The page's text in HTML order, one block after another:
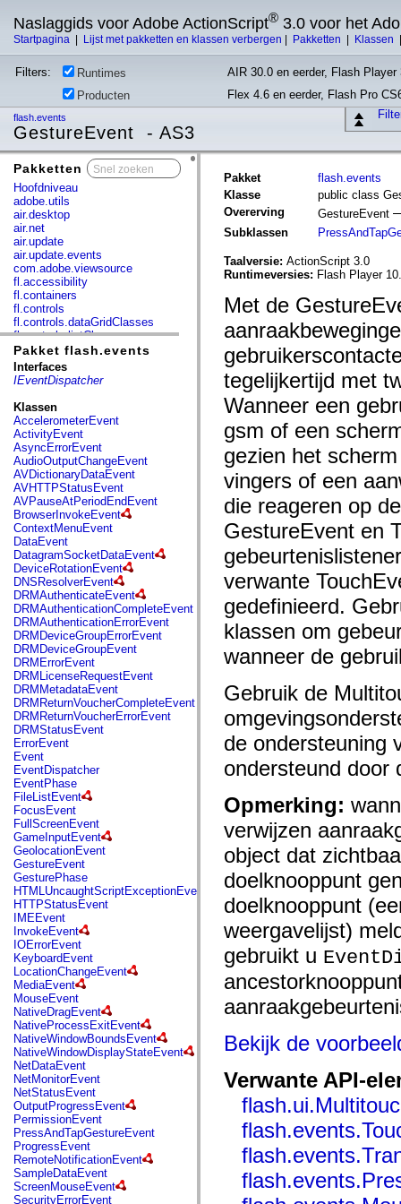
Naslaggids voor Adobe ActionScript® 3.0 voor het
Startpagina Lijst met pakketten en klassen verbergen Pakketten Klassen
Filters: Runtimes
AIR 30.0 en eerder, Flash
Producten
Flex 4.6 en eerder, Flash Pro
flash.events
GestureEvent - AS3
Pakketten
Hoofdniveau
adobe.utils
air.desktop
air.net
air.update
air.update.events
com.adobe.viewsource
fl.accessibility
fl.containers
fl.controls
fl.controls.dataGridClasses
fl.controls.listClasses
fl.controls.progressBarClasses
fl.core
fl.data
fl.events
fl.ik
fl.lang
fl.livepreview
fl.managers
fl.motion
fl.motion.easing
fl.rsl
fl.text
fl.transitions
fl.transitions.easing
fl.video
flash.accessibility
flash.concurrent
flash.crypto
flash.data
flash.desktop
flash.display
flash.display3D
flash.display3D.textures
flash.errors
flash.events
flash.external
flash.filesystem
flash.filters
flash.geom
flash.globalization
flash.html
flash.media
flash.net
flash.net.dns
flash.net.drm
flash.notifications
flash.permissions
flash.printing
flash.profiler
flash.sampler
flash.security
flash.sensors
flash.system
flash.text
flash.text.engine
flash.text.ime
flash.ui
flash.utils
flash.xml
flashx.textLayout
flashx.textLayout.compose
flashx.textLayout.container
flashx.textLayout.conversion
flashx.textLayout.edit
flashx.textLayout.elements
flashx.textLayout.events
flashx.textLayout.factory
flashx.textLayout.formats
flashx.textLayout.operations
flashx.textLayout.utils
flashx.undo
mx.accessibility
mx.automation
Pakket flash.events
Interfaces
IEventDispatcher
Klassen
AccelerometerEvent
ActivityEvent
AsyncErrorEvent
AudioOutputChangeEvent
AVDictionaryDataEvent
AVHTTPStatusEvent
AVPauseAtPeriodEndEvent
BrowserInvokeEvent
ContextMenuEvent
DataEvent
DatagramSocketDataEvent
DeviceRotationEvent
DNSResolverEvent
DRMAuthenticateEvent
DRMAuthenticationCompleteEvent
DRMAuthenticationErrorEvent
DRMDeviceGroupErrorEvent
DRMDeviceGroupEvent
DRMErrorEvent
DRMLicenseRequestEvent
DRMMetadataEvent
DRMReturnVoucherCompleteEvent
DRMReturnVoucherErrorEvent
DRMStatusEvent
ErrorEvent
Event
EventDispatcher
EventPhase
FileListEvent
FocusEvent
FullScreenEvent
GameInputEvent
GeolocationEvent
GestureEvent
GesturePhase
HTMLUncaughtScriptExceptionEvent
HTTPStatusEvent
IMEEvent
InvokeEvent
IOErrorEvent
KeyboardEvent
LocationChangeEvent
MediaEvent
MouseEvent
NativeDragEvent
NativeProcessExitEvent
NativeWindowBoundsEvent
NativeWindowDisplayStateEvent
NetDataEvent
NetMonitorEvent
NetStatusEvent
OutputProgressEvent
PermissionEvent
PressAndTapGestureEvent
ProgressEvent
RemoteNotificationEvent
SampleDataEvent
ScreenMouseEvent
SecurityErrorEvent
Pakket
flash.events
Klasse
public class
Overerving
GestureEvent
Subklassen
Taalversie: ActionScript 3.0
Runtimeversies: Flash Player
Met de
tegelijkertijd met
Wanneer een
gsm of een
gezien het
vingers of een
die reageren op
GestureEvent en
verwante
gedefinieerd.
klassen om
wanneer de
Gebruik de
de ondersteuning
ondersteund door
Opmerking:
verwijzen
object dat
doelknooppunt
doelknooppunt
weergavelijst)
gebruikt u
Bekijk de
Verwante API-